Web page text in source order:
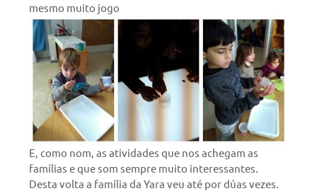
mesmo muito jogo
E, como nom, as atividades que nos achegam as
famílias e que som sempre muito interessantes.
Desta volta a família da Yara veu até por dúas vezes.